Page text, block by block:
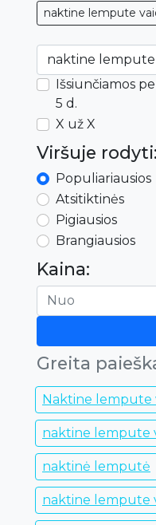
naktine lempute
Išsiunčiamos
5 d.
X už X
Viršuje rodyti:
Populiariausios
Atsitiktinės
Pigiausios
Brangiausios
Kaina:
Greita
Naktine lempute
naktine lempute
naktinė lemputė
naktine lempute